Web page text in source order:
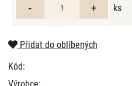
ks
Přidat do oblíbených
Kód: